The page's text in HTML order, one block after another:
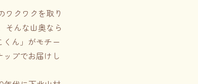
ワクワクを取り
そんな山奥なら
くん」がモチー
ップでお届けし